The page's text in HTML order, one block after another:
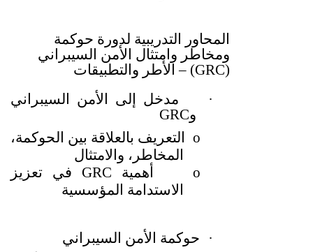
المحاور التدريبية لدورة حوكمة
ومخاطر وامتثال الأمن السيبراني
(GRC) –
الأطر والتطبيقات
·
مدخل إلى الأمن السيبراني
وGRC
o
التعريف بالعلاقة بين الحوكمة،
المخاطر، والامتثال
o
أهمية
في تعزيز
الاستدامة المؤسسية
·
حوكمة الأمن السيبراني